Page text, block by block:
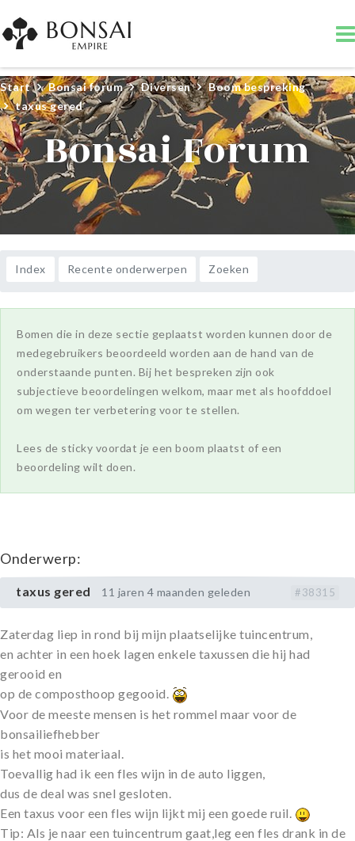
Start Bonsai forum Diversen
Boom bespreking
taxus gered
Bonsai Forum
Index Recente onderwerpen Zoeken
Bomen die in deze sectie geplaatst worden kunnen door de
medegebruikers beoordeeld worden aan de hand van de
onderstaande punten. Bij het bespreken zijn ook
subjectieve beoordelingen welkom, maar met als hoofddoel
om wegen ter verbetering voor te stellen.
Lees de sticky voordat je een boom plaatst of een
beoordeling wilt doen.
Onderwerp:
taxus gered 11 jaren 4 maanden geleden #38315
Zaterdag liep in rond bij mijn plaatselijke tuincentrum,
en achter in een hoek lagen enkele taxussen die hij had
gerooid en
op de composthoop gegooid.
Voor de meeste mensen is het rommel maar voor de
bonsailiefhebber
is het mooi materiaal.
Toevallig had ik een fles wijn in de auto liggen,
dus de deal was snel gesloten.
Een taxus voor een fles wijn lijkt mij een goede ruil.
Tip: Als je naar een tuincentrum gaat,leg een fles drank in de